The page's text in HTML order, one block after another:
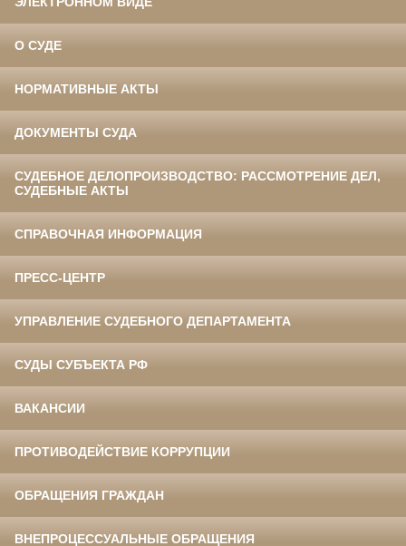
О СУДЕ
НОРМАТИВНЫЕ АКТЫ
ДОКУМЕНТЫ СУДА
СУДЕБНОЕ ДЕЛОПРОИЗВОДСТВО: РАССМОТРЕНИЕ ДЕЛ,
СУДЕБНЫЕ АКТЫ
СПРАВОЧНАЯ ИНФОРМАЦИЯ
ПРЕСС-ЦЕНТР
УПРАВЛЕНИЕ СУДЕБНОГО ДЕПАРТАМЕНТА
СУДЫ СУБЪЕКТА РФ
ВАКАНСИИ
ПРОТИВОДЕЙСТВИЕ КОРРУПЦИИ
ОБРАЩЕНИЯ ГРАЖДАН
ВНЕПРОЦЕССУАЛЬНЫЕ ОБРАЩЕНИЯ